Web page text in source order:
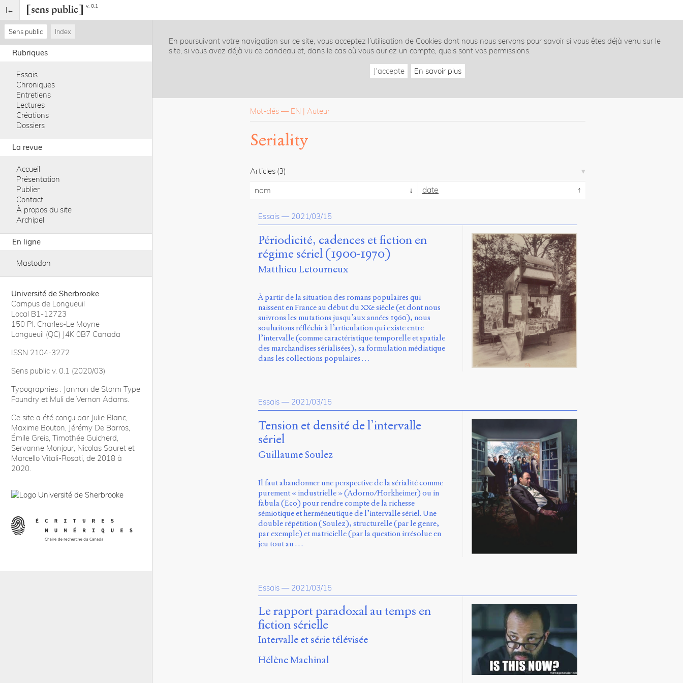
v. 0.1
Sens public Index
Rubriques
Essais
Chroniques
Entretiens
Lectures
Créations
Dossiers
La revue
Accueil
Présentation
Publier
Contact
À propos du site
Archipel
En ligne
Mastodon
Université de Sherbrooke
Campus de Longueuil
Local B1-12723
150 Pl. Charles-Le Moyne
Longueuil (QC) J4K 0B7 Canada
ISSN 2104-3272
Sens public v. 0.1 (2020/03)
Typographies : Jannon de Storm Type
Foundry et Muli de Vernon Adams.
Ce site a été conçu par Julie Blanc,
Maxime Bouton, Jérémy De Barros,
Émile Greis, Timothée Guicherd,
Servanne Monjour, Nicolas Sauret et
Marcello Vitali-Rosati, de 2018 à
2020.
En poursuivant votre navigation sur ce site, vous acceptez l’utilisation de Cookies dont nous nous servons pour savoir si vous êtes déjà venu sur le
site, si vous avez déjà vu ce bandeau et, dans le cas où vous auriez un compte, quels sont vos permissions.
J'accepte En savoir plus
Mot-clés — EN Auteur
Seriality
Articles (3)
nom date
Essais — 2021/03/15
Périodicité, cadences et fiction en
régime sériel (1900-1970)
Matthieu Letourneux
À partir de la situation des romans populaires qui
naissent en France au début du XXe siècle (et dont nous
suivrons les mutations jusqu’aux années 1960), nous
souhaitons réfléchir à l’articulation qui existe entre
l’intervalle (comme caractéristique temporelle et spatiale
des marchandises sérialisées), sa formulation médiatique
dans les collections populaires …
Essais — 2021/03/15
Tension et densité de l’intervalle
sériel
Guillaume Soulez
Il faut abandonner une perspective de la sérialité comme
purement « industrielle » (Adorno/Horkheimer) ou in
fabula (Eco) pour rendre compte de la richesse
sémiotique et herméneutique de l’intervalle sériel. Une
double répétition (Soulez), structurelle (par le genre,
par exemple) et matricielle (par la question irrésolue en
jeu tout au …
Essais — 2021/03/15
Le rapport paradoxal au temps en
fiction sérielle
Intervalle et série télévisée
Hélène Machinal